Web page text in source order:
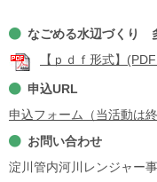
なごめる水辺づくり
【ｐｄｆ形式】
申込URL
申込フォーム（当活動は終
お問い合わせ
淀川管内河川レンジャー